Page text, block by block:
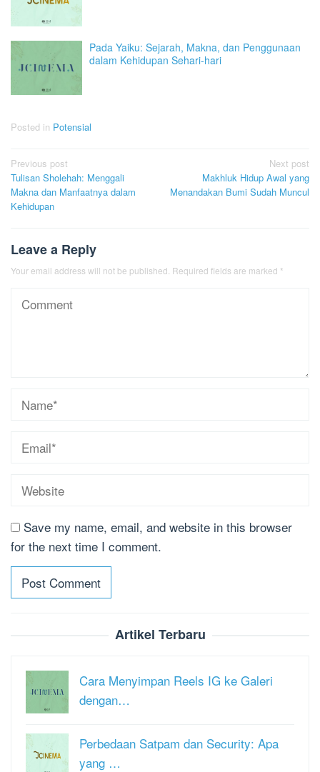
Pada Yaiku: Sejarah, Makna, dan Penggunaan
dalam Kehidupan Sehari-hari
Posted in Potensial
Post
navigation
Previous post
Tulisan Sholehah: Menggali
Makna dan Manfaatnya dalam
Kehidupan
Next post
Makhluk Hidup Awal yang
Menandakan Bumi Sudah Muncul
Leave a Reply
Your email address will not be published. Required fields are marked *
Save my name, email, and website in this browser
for the next time I comment.
Artikel Terbaru
Cara Menyimpan Reels IG ke Galeri
dengan…
Perbedaan Satpam dan Security: Apa
yang …